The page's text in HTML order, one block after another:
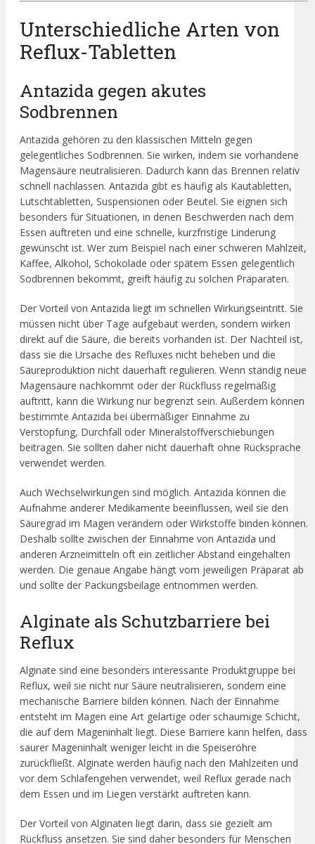
Unterschiedliche Arten von
Reflux-Tabletten
Antazida gegen akutes
Sodbrennen
Antazida gehören zu den klassischen Mitteln gegen
gelegentliches Sodbrennen. Sie wirken, indem sie vorhandene
Magensäure neutralisieren. Dadurch kann das Brennen relativ
schnell nachlassen. Antazida gibt es häufig als Kautabletten,
Lutschtabletten, Suspensionen oder Beutel. Sie eignen sich
besonders für Situationen, in denen Beschwerden nach dem
Essen auftreten und eine schnelle, kurzfristige Linderung
gewünscht ist. Wer zum Beispiel nach einer schweren Mahlzeit,
Kaffee, Alkohol, Schokolade oder spätem Essen gelegentlich
Sodbrennen bekommt, greift häufig zu solchen Präparaten.
Der Vorteil von Antazida liegt im schnellen Wirkungseintritt. Sie
müssen nicht über Tage aufgebaut werden, sondern wirken
direkt auf die Säure, die bereits vorhanden ist. Der Nachteil ist,
dass sie die Ursache des Refluxes nicht beheben und die
Säureproduktion nicht dauerhaft regulieren. Wenn ständig neue
Magensäure nachkommt oder der Rückfluss regelmäßig
auftritt, kann die Wirkung nur begrenzt sein. Außerdem können
bestimmte Antazida bei übermäßiger Einnahme zu
Verstopfung, Durchfall oder Mineralstoffverschiebungen
beitragen. Sie sollten daher nicht dauerhaft ohne Rücksprache
verwendet werden.
Auch Wechselwirkungen sind möglich. Antazida können die
Aufnahme anderer Medikamente beeinflussen, weil sie den
Säuregrad im Magen verändern oder Wirkstoffe binden können.
Deshalb sollte zwischen der Einnahme von Antazida und
anderen Arzneimitteln oft ein zeitlicher Abstand eingehalten
werden. Die genaue Angabe hängt vom jeweiligen Präparat ab
und sollte der Packungsbeilage entnommen werden.
Alginate als Schutzbarriere bei
Reflux
Alginate sind eine besonders interessante Produktgruppe bei
Reflux, weil sie nicht nur Säure neutralisieren, sondern eine
mechanische Barriere bilden können. Nach der Einnahme
entsteht im Magen eine Art gelartige oder schaumige Schicht,
die auf dem Mageninhalt liegt. Diese Barriere kann helfen, dass
saurer Mageninhalt weniger leicht in die Speiseröhre
zurückfließt. Alginate werden häufig nach den Mahlzeiten und
vor dem Schlafengehen verwendet, weil Reflux gerade nach
dem Essen und im Liegen verstärkt auftreten kann.
Der Vorteil von Alginaten liegt darin, dass sie gezielt am
Rückfluss ansetzen. Sie sind daher besonders für Menschen